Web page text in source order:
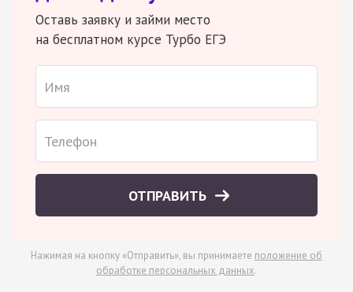
Оставь заявку и займи место
на бесплатном курсе Турбо ЕГЭ
ОТПРАВИТЬ
Нажимая на кнопку «Отправить», вы принимаете положение об
обработке персональных данных.